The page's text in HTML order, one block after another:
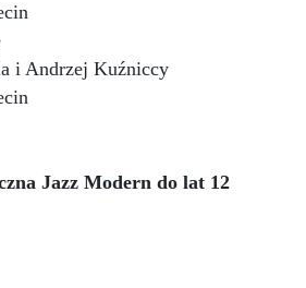
i Andrzej Kuźniccy
Jazz Modern do lat 12